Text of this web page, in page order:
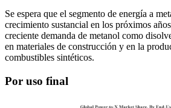
Se espera que el segmento de energía a
crecimiento sustancial en los próximos
creciente demanda de metanol como
en materiales de construcción y en la
combustibles sintéticos.
Por uso final